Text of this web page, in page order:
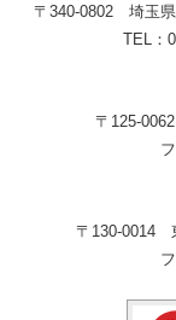
〒340-0802 埼玉
TEL：
〒125-
〒130-0014